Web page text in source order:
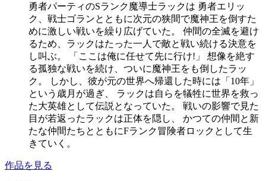
勇者パーティのSランク魔導士ラックは 勇者エリッ
ク、戦士ゴランとともに次元の狭間で魔神王を倒すた
めに激しい戦いを繰り広げていた。 仲間の全滅を避け
るため、ラックはたった一人で敵と戦い続ける決意を
し叫ぶ。 「ここは俺に任せて先に行け!」 想像を絶す
る孤独な戦いを続け、ついに魔神王をも倒したラッ
ク。 しかし、彼が元の世界へ帰還した時には「10年」
という歳月が過ぎ、 ラックは自らを犠牲に世界を救っ
た大英雄として伝説となっていた。 戦いの影響で見た
目が若返ったラックは正体を隠し、 かつての仲間と新
たな仲間たちとともにFランク冒険者ロックとして生
きていく。
作品を見る